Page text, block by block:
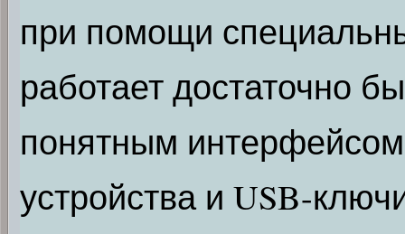
при помощи
работает достаточно
понятным
устройства и USB-